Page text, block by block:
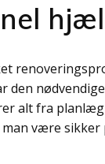
den
alt fra
være